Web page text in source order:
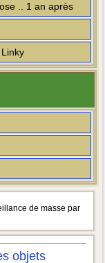
.. 1 an après
de masse par
objets